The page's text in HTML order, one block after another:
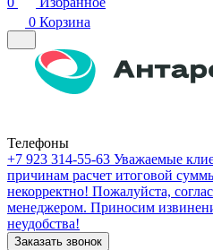
0 Корзина
Телефоны
+7 923 314-55-63 Уважаемые
причинам расчет итоговой
некорректно! Пожалуйста,
менеджером. Приносим
неудобства!
Заказать звонок